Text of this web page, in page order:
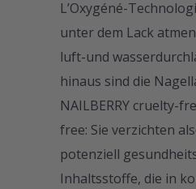
L’Oxygéné-
unter dem Lack
luft-und
hinaus sind die
NAILBERRY cruelty-
free: Sie verzichten
potenziell
Inhaltsstoffe, die in